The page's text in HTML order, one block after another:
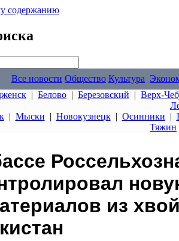
содержанию
Все новости Общество Культура
| Белово | Березовский | Верх-
| Мыски | Новокузнецк| Осинники |
Тяжин
из